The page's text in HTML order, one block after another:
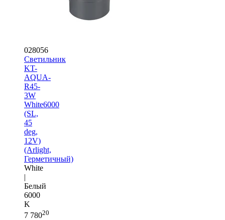
028056
Светильник
KT-
AQUA-
R45-
3W
White6000
(SL,
45
deg,
12V)
(Arlight,
Герметичный)
White
|
Белый
6000
K
7 78020